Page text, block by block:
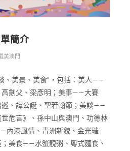
簡介
美澳門
、美景、美食”，包括：美人——
高劍父、梁彥明；美事——大賽
巡、譚公誕、聖若翰節；美談——
危言》、孫中山與澳門、功德林
內港風情、青洲新貌、金光璀
美食——水蟹靚粥、粵式麵食、